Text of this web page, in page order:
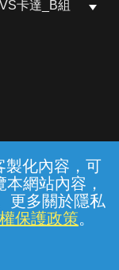
製化內容，可
網站內容，
更多關於隱私
保護政策。
卡達_B組
隱私權保護
分公司